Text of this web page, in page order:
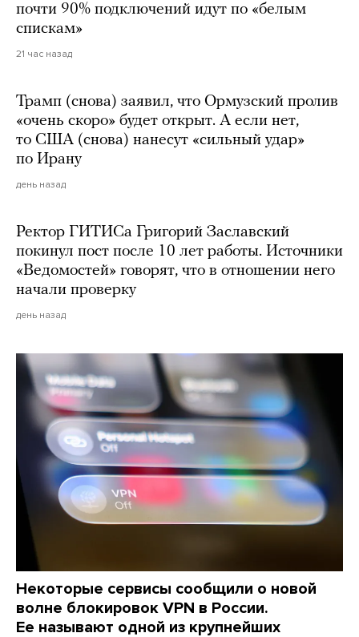
почти 90% подключений идут по «белым
спискам»
21 час назад
Трамп (снова) заявил, что Ормузский пролив
«очень скоро» будет открыт. А если нет,
то США (снова) нанесут «сильный удар»
по Ирану
день назад
Ректор ГИТИСа Григорий Заславский
покинул пост после 10 лет работы. Источники
«Ведомостей» говорят, что в отношении него
начали проверку
день назад
Некоторые сервисы сообщили о новой
волне блокировок VPN в России.
Ее называют одной из крупнейших